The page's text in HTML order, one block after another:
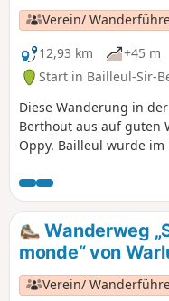
Verein/
12,93 km
+45 m
Start in Bailleul-Sir-
Diese Wanderung in
Berthout aus auf guten
Oppy. Bailleul wurde
verabschieden, wonach
erhalten sollte.
Wanderweg
monde“ von
Verein/